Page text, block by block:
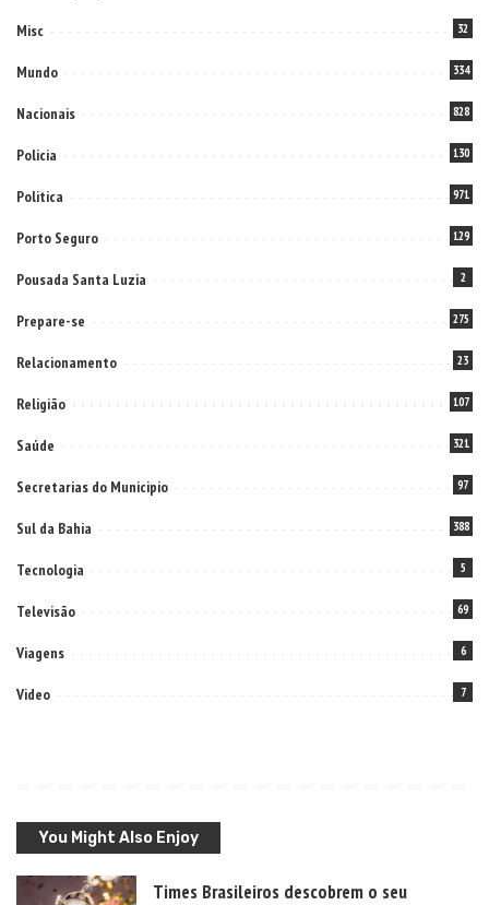
Misc 32
Mundo 334
Nacionais 828
Policia 130
Politica 971
Porto Seguro 129
Pousada Santa Luzia 2
Prepare-se 275
Relacionamento 23
Religião 107
Saúde 321
Secretarias do Municipio 97
Sul da Bahia 388
Tecnologia 5
Televisão 69
Viagens 6
Video 7
You Might Also Enjoy
Times Brasileiros descobrem o seu